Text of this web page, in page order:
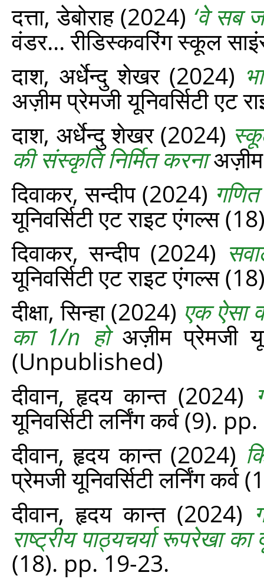
दत्ता, डेबोराह(2024) ‘वे सब
वंडर... रीडिस्‍कवरिंग स्‍कूल
दाश, अर्धेन्दु शेखर(2024)
अज़ीम प्रेमजी यूनिवर्सिटी
दाश, अर्धेन्दु शेखर(2024)
की संस्कृति निर्मित करनाअज़ीम
दिवाकर, सन्दीप (2024)
यूनिवर्सिटी एट राइट एंगल्‍स
दिवाकर, सन्दीप (2024)
यूनिवर्सिटी एट राइट एंगल्‍स
दीक्षा, सिन्‍हा(2024) एक ऐसा
का 1/n होअज़ीम प्रेमजी
(Unpublished)
दीवान, हृदय कान्त(2024)
यूनिवर्सिटी लर्निंग कर्व (9).
दीवान, हृदय कान्त(2024)
प्रेमजी यूनिवर्सिटी लर्निंग
दीवान, हृदय कान्‍त(2024)
राष्‍ट्रीय पाठ्यचर्या रूपरेखा का
(18). pp. 19-23.